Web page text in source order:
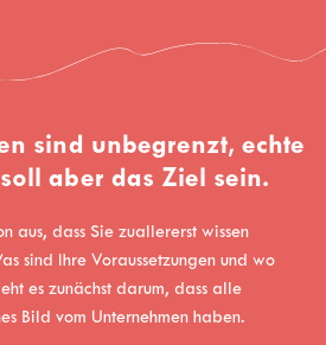
sind unbegrenzt, echte
aber das Ziel sein.
aus, dass Sie zuallererst wissen
sind Ihre Voraussetzungen und wo
es zunächst darum, dass alle
Bild vom Unternehmen haben.